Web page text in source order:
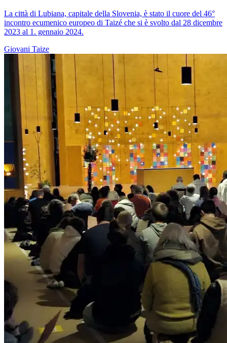
La città di Lubiana, capitale della Slovenia, è stato il cuore del 46°
incontro ecumenico europeo di Taizé che si è svolto dal 28 dicembre
2023 al 1. gennaio 2024.
Giovani Taize